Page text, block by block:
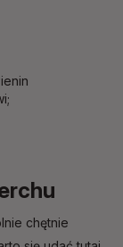
chętnie